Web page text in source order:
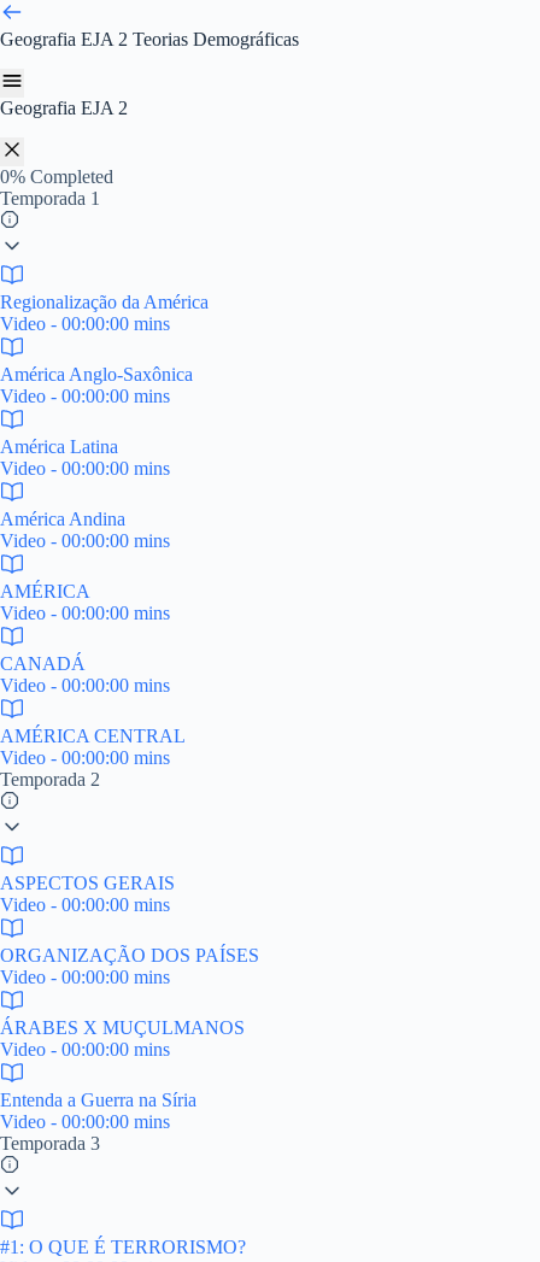
Pular
para
o
conteúdo
Geografia EJA 2 Teorias Demográficas
Geografia EJA 2
0% Completed
Temporada 1
Regionalização da América
Video - 00:00:00 mins
América Anglo-Saxônica
Video - 00:00:00 mins
América Latina
Video - 00:00:00 mins
América Andina
Video - 00:00:00 mins
AMÉRICA
Video - 00:00:00 mins
CANADÁ
Video - 00:00:00 mins
AMÉRICA CENTRAL
Video - 00:00:00 mins
Temporada 2
ASPECTOS GERAIS
Video - 00:00:00 mins
ORGANIZAÇÃO DOS PAÍSES
Video - 00:00:00 mins
ÁRABES X MUÇULMANOS
Video - 00:00:00 mins
Entenda a Guerra na Síria
Video - 00:00:00 mins
Temporada 3
#1: O QUE É TERRORISMO?